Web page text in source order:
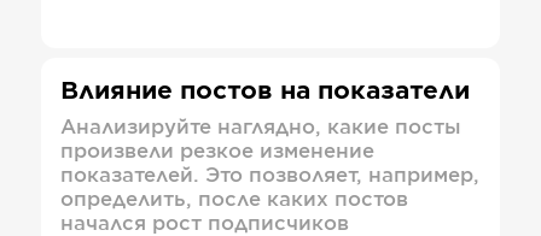
Влияние постов на показатели
Анализируйте наглядно, какие посты
произвели резкое изменение
показателей. Это позволяет, например,
определить, после каких постов
начался рост подписчиков